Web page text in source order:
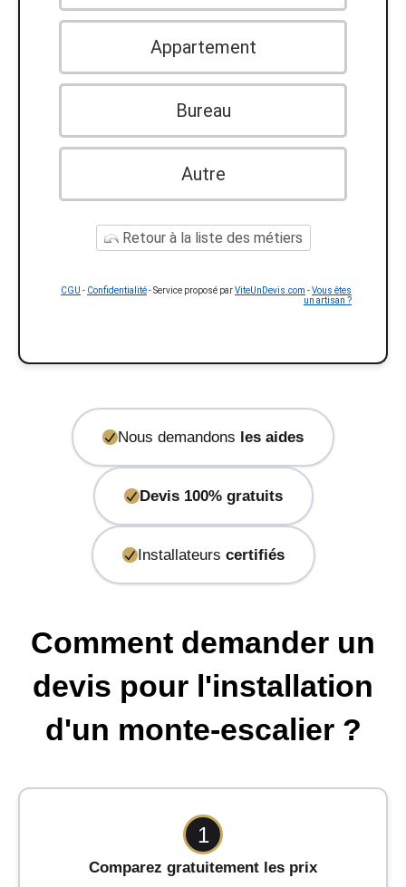
Appartement
Bureau
Autre
Retour à la liste des métiers
CGU - Confidentialité- Service proposé parViteUnDevis.com -Vous êtes
un artisan ?
Nous demandons les aides
Devis 100% gratuits
Installateurs certifiés
Comment demander un
devis pour l'installation
d'un monte-escalier ?
1
Comparez gratuitement les prix